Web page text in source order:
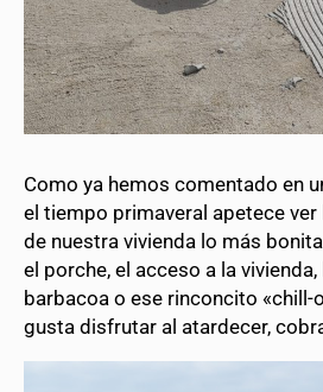
Como ya hemos comentado en
el tiempo primaveral apetece
de nuestra vivienda lo más
el porche, el acceso a la vivienda,
barbacoa o ese rinconcito «chill-
gusta disfrutar al atardecer,